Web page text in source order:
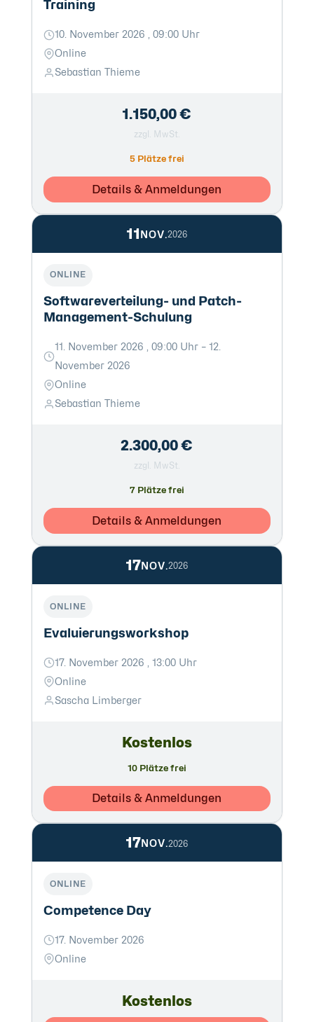
Training
10. November 2026 , 09:00 Uhr
Online
Sebastian Thieme
1.150,00 €
zzgl. MwSt.
5 Plätze frei
Details & Anmeldungen
11 NOV.2026
ONLINE
Softwareverteilung- und Patch-
Management-Schulung
11. November 2026 , 09:00 Uhr – 12.
November 2026
Online
Sebastian Thieme
2.300,00 €
zzgl. MwSt.
7 Plätze frei
Details & Anmeldungen
17NOV.2026
ONLINE
Evaluierungsworkshop
17. November 2026 , 13:00 Uhr
Online
Sascha Limberger
Kostenlos
10 Plätze frei
Details & Anmeldungen
17NOV.2026
ONLINE
Competence Day
17. November 2026
Online
Kostenlos